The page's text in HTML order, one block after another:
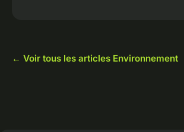
← Voir tous les articles Environnement